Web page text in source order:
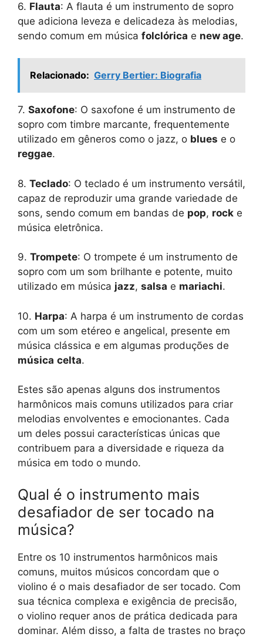
6. Flauta: A flauta é um instrumento de sopro
que adiciona leveza e delicadeza às melodias,
sendo comum em música folclórica e new age.
Relacionado: Gerry Bertier: Biografia
7. Saxofone: O saxofone é um instrumento de
sopro com timbre marcante, frequentemente
utilizado em gêneros como o jazz, o blues e o
reggae.
8. Teclado: O teclado é um instrumento versátil,
capaz de reproduzir uma grande variedade de
sons, sendo comum em bandas de pop, rock e
música eletrônica.
9. Trompete: O trompete é um instrumento de
sopro com um som brilhante e potente, muito
utilizado em música jazz, salsa e mariachi.
10. Harpa: A harpa é um instrumento de cordas
com um som etéreo e angelical, presente em
música clássica e em algumas produções de
música celta.
Estes são apenas alguns dos instrumentos
harmônicos mais comuns utilizados para criar
melodias envolventes e emocionantes. Cada
um deles possui características únicas que
contribuem para a diversidade e riqueza da
música em todo o mundo.
Qual é o instrumento mais
desafiador de ser tocado na
música?
Entre os 10 instrumentos harmônicos mais
comuns, muitos músicos concordam que o
violino é o mais desafiador de ser tocado. Com
sua técnica complexa e exigência de precisão,
o violino requer anos de prática dedicada para
dominar. Além disso, a falta de trastes no braço